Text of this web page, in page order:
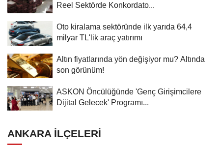
Reel Sektörde Konkordato...
Oto kiralama sektöründe ilk yarıda 64,4
milyar TL'lik araç yatırımı
Altın fiyatlarında yön değişiyor mu? Altında
son görünüm!
ASKON Öncülüğünde 'Genç Girişimcilere
Dijital Gelecek' Programı...
ANKARA İLÇELERI